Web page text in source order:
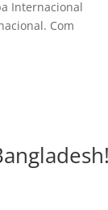
Internacional
Com